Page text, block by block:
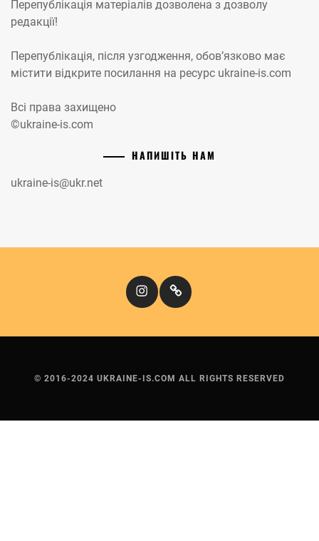
Перепублікація матеріалів дозволена з дозволу
редакції!
Перепублікація, після узгодження, обов’язково має
містити відкрите посилання на ресурс ukraine-is.com
Всі права захищено
©ukraine-is.com
НАПИШІТЬ НАМ
ukraine-is@ukr.net
InstagramКіномандри
© 2016-2024 UKRAINE-IS.COM ALL RIGHTS RESERVED